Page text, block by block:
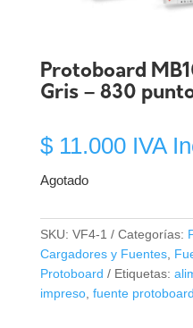
Protoboard
Gris – 830
$11.000 IVA
Agotado
SKU: VF4-1 Categorías:
Cargadores y Fuentes,
Protoboard
Etiquetas:
impreso, fuente protoboard